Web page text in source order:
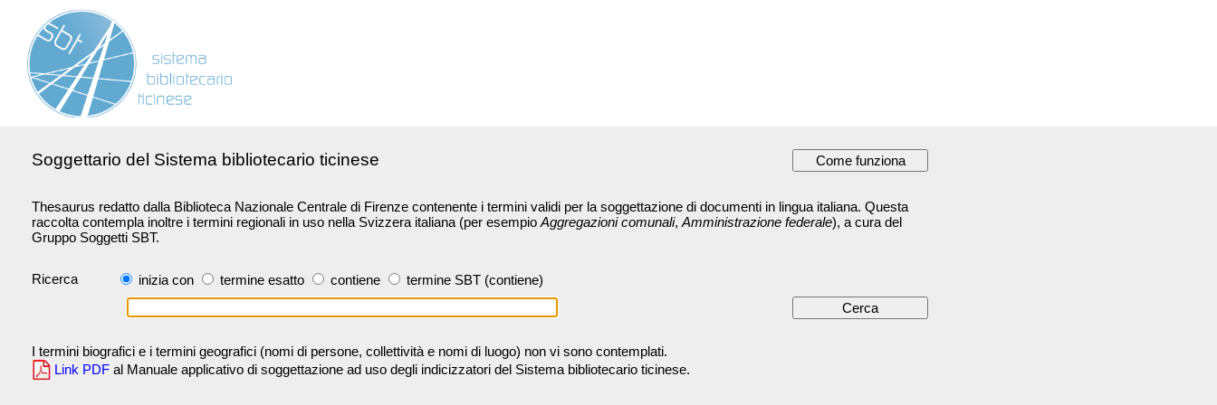
Soggettario del Sistema bibliotecario ticinese
Thesaurus redatto dalla Biblioteca Nazionale Centrale di Firenze contenente i termini validi per la soggettazione di documenti in lingua italiana. Questa
raccolta contempla inoltre i termini regionali in uso nella Svizzera italiana (per esempio Aggregazioni comunali, Amministrazione federale), a cura del
Gruppo Soggetti SBT.
Ricerca inizia con termine esatto contiene termine SBT (contiene)
I termini biografici e i termini geografici (nomi di persone, collettività e nomi di luogo) non vi sono contemplati.
Link PDF al Manuale applicativo di soggettazione ad uso degli indicizzatori del Sistema bibliotecario ticinese.